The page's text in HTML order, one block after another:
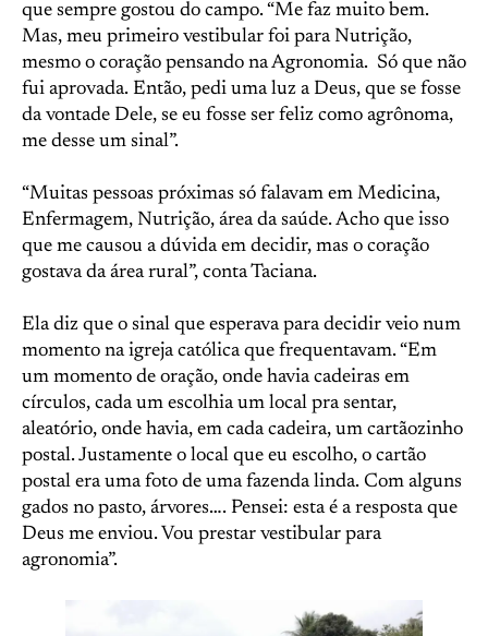
que sempre gostou do campo. “Me faz muito bem.
Mas, meu primeiro vestibular foi para Nutrição,
mesmo o coração pensando na Agronomia. Só que não
fui aprovada. Então, pedi uma luz a Deus, que se fosse
da vontade Dele, se eu fosse ser feliz como agrônoma,
me desse um sinal”.
“Muitas pessoas próximas só falavam em Medicina,
Enfermagem, Nutrição, área da saúde. Acho que isso
que me causou a dúvida em decidir, mas o coração
gostava da área rural”, conta Taciana.
Ela diz que o sinal que esperava para decidir veio num
momento na igreja católica que frequentavam. “Em
um momento de oração, onde havia cadeiras em
círculos, cada um escolhia um local pra sentar,
aleatório, onde havia, em cada cadeira, um cartãozinho
postal. Justamente o local que eu escolho, o cartão
postal era uma foto de uma fazenda linda. Com alguns
gados no pasto, árvores…. Pensei: esta é a resposta que
Deus me enviou. Vou prestar vestibular para
agronomia”.